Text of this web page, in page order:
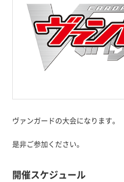
ヴァンガードの大会になります。
是非ご参加ください。
開催スケジュール